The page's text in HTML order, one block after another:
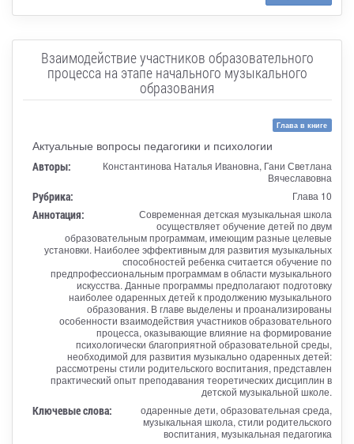
Взаимодействие участников образовательного
процесса на этапе начального музыкального
образования
Глава в книге
Актуальные вопросы педагогики и психологии
Авторы:
Константинова Наталья Ивановна, Гани Светлана
Вячеславовна
Рубрика: Глава 10
Аннотация:
Современная детская музыкальная школа
осуществляет обучение детей по двум
образовательным программам, имеющим разные целевые
установки. Наиболее эффективным для развития музыкальных
способностей ребенка считается обучение по
предпрофессиональным программам в области музыкального
искусства. Данные программы предполагают подготовку
наиболее одаренных детей к продолжению музыкального
образования. В главе выделены и проанализированы
особенности взаимодействия участников образовательного
процесса, оказывающие влияние на формирование
психологически благоприятной образовательной среды,
необходимой для развития музыкально одаренных детей:
рассмотрены стили родительского воспитания, представлен
практический опыт преподавания теоретических дисциплин в
детской музыкальной школе.
Ключевые слова:
одаренные дети, образовательная среда,
музыкальная школа, стили родительского
воспитания, музыкальная педагогика